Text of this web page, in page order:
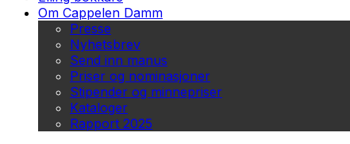
Om Cappelen Damm
Presse
Nyhetsbrev
Send inn manus
Priser og nominasjoner
Stipender og minnepriser
Kataloger
Rapport 2025